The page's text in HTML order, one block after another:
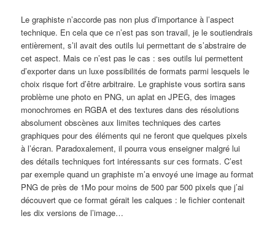
Le graphiste n’accorde pas non plus d’importance à l’aspect
technique. En cela que ce n’est pas son travail, je le soutiendrais
entièrement, s’il avait des outils lui permettant de s’abstraire de
cet aspect. Mais ce n’est pas le cas : ses outils lui permettent
d’exporter dans un luxe possibilités de formats parmi lesquels le
choix risque fort d’être arbitraire. Le graphiste vous sortira sans
problème une photo en PNG, un aplat en JPEG, des images
monochromes en RGBA et des textures dans des résolutions
absolument obscènes aux limites techniques des cartes
graphiques pour des éléments qui ne feront que quelques pixels
à l’écran. Paradoxalement, il pourra vous enseigner malgré lui
des détails techniques fort intéressants sur ces formats. C’est
par exemple quand un graphiste m’a envoyé une image au format
PNG de près de 1Mo pour moins de 500 par 500 pixels que j’ai
découvert que ce format gérait les calques : le fichier contenait
les dix versions de l’image…